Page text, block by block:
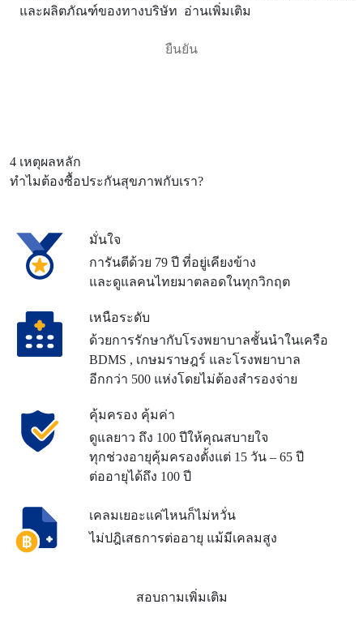
และผลิตภัณฑ์ของทางบริษัท อ่านเพิ่มเติม
4 เหตุผลหลัก
ทำไมต้องซื้อประกันสุขภาพกับเรา?
มั่นใจ
การันตีด้วย 79 ปี ที่อยู่เคียงข้าง
และดูแลคนไทยมาตลอดในทุกวิกฤต
เหนือระดับ
ด้วยการรักษากับโรงพยาบาลชั้นนำในเครือ
BDMS , เกษมราษฎร์ และโรงพยาบาล
อีกกว่า 500 แห่งโดยไม่ต้องสำรองจ่าย
คุ้มครอง คุ้มค่า
ดูแลยาว ถึง 100 ปีให้คุณสบายใจ
ทุกช่วงอายุคุ้มครองตั้งแต่ 15 วัน – 65 ปี
ต่ออายุได้ถึง 100 ปี
เคลมเยอะแค่ไหนก็ไม่หวั่น
ไม่ปฎิเสธการต่ออายุ แม้มีเคลมสูง
สอบถามเพิ่มเติม